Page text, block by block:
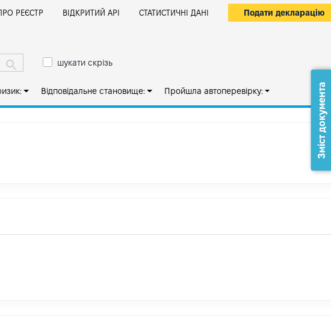
РЕЄСТР ВІДКРИТИЙ АРІ СТАТИСТИЧНІ ДАНІ Подати декларацію
шукати скрізь
Відповідальне становище: Пройшла автоперевірку: Зміст документа